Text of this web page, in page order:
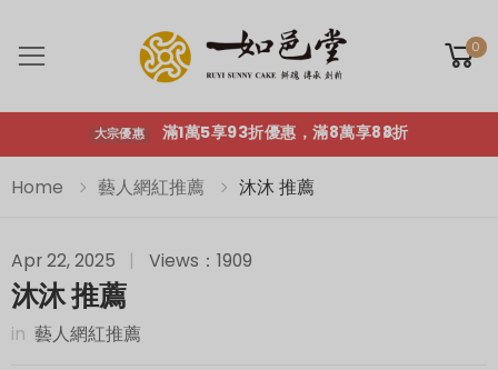
Toggle mobile menu
0
大宗優惠 滿1萬5享93折優惠，滿8萬享88折
Home 藝人網紅推薦 沐沐 推薦
Apr 22, 2025 Views：1909
沐沐 推薦
in 藝人網紅推薦